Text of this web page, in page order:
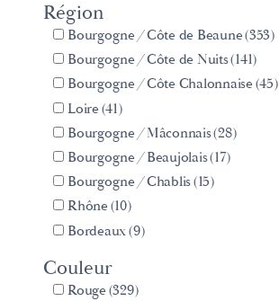
Région
Bourgogne/Côte de Beaune(353)
Bourgogne/Côte de Nuits(141)
Bourgogne/Côte Chalonnaise(45)
Loire(41)
Bourgogne/Mâconnais(28)
Bourgogne/Beaujolais(17)
Bourgogne/Chablis(15)
Rhône(10)
Bordeaux(9)
Couleur
Rouge(329)